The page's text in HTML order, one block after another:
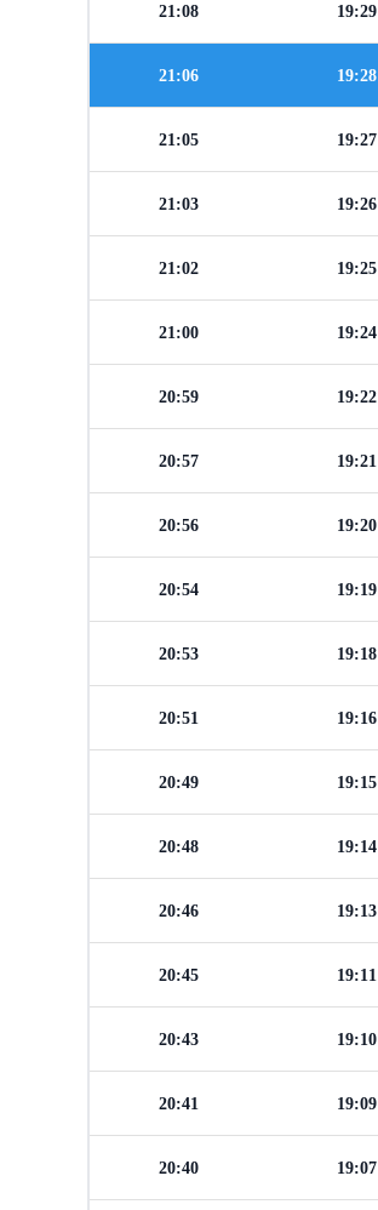
19:29
21:08
19:28
21:06
19:27
21:05
19:26
21:03
19:25
21:02
19:24
21:00
19:22
20:59
19:21
20:57
19:20
20:56
19:19
20:54
19:18
20:53
19:16
20:51
19:15
20:49
19:14
20:48
19:13
20:46
19:11
20:45
19:10
20:43
19:09
20:41
19:07
20:40